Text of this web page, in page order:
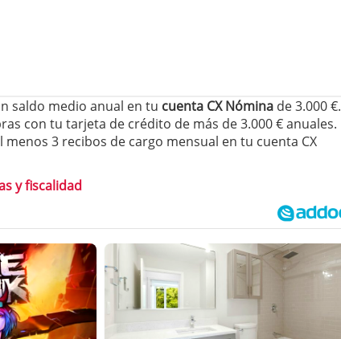
saldo medio anual en tu cuenta CX Nómina de 3.000 €.
con tu tarjeta de crédito de más de 3.000 € anuales.
3 recibos de cargo mensual en tu cuenta CX
y fiscalidad